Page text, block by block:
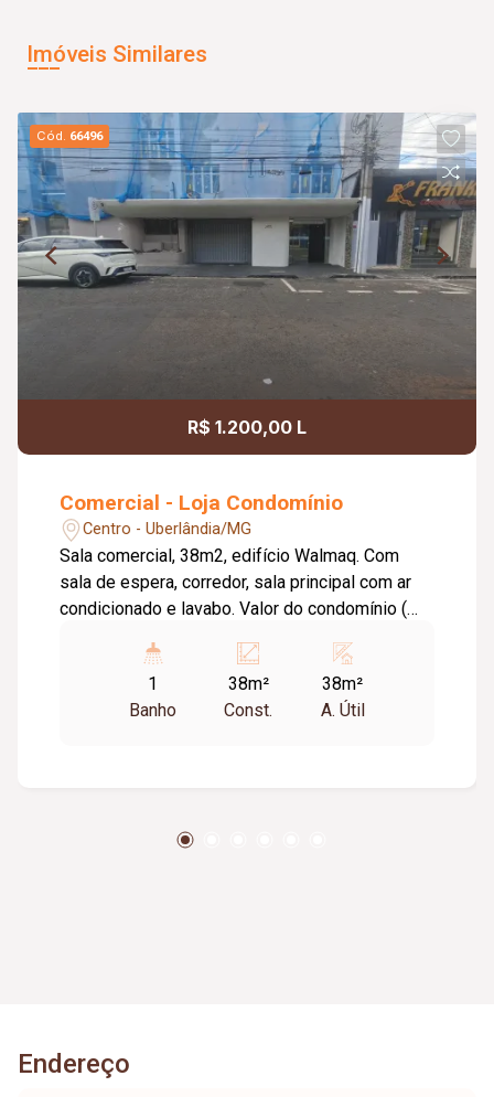
Imóveis Similares
Cód. 66496
R$ 1.200,00 L
Comercial - Loja Condomínio
Centro - Uberlândia/MG
Sala comercial, 38m2, edifício Walmaq. Com
sala de espera, corredor, sala principal com ar
condicionado e lavabo. Valor do condomínio (
15,27 = 320,73 / Taxa de mudança na entrada
1
Banho
38m²
Const.
38m²
A. Útil
Endereço